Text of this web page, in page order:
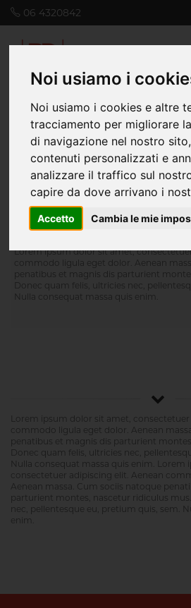
Noi usiamo i
Noi usiamo i cookies e altre
tracciamento per migliorare
di navigazione nel nostro
contenuti personalizzati e
analizzare il traffico sul
capire da dove arrivano i
Accetto Cambia le mie
06 4320842
Home Packaging Astucci con finestra
Lorem ipsum dolor sit amet,
commodo ligula eget dolor. Aenean
penatibus et magnis dis parturient
Donec quam felis, ultricies nec,
Nulla consequat massa quis enim.
Lorem ipsum dolor sit amet, consectetuer
commodo ligula eget dolor. Aenean
penatibus et magnis dis parturient
Donec quam felis, ultricies nec,
Nulla consequat massa quis enim. Lorem
consectetuer adipiscing elit. Aenean
Aenean massa. Cum sociis natoque
parturient montes, nascetur ridiculus
nec, pellentesque eu, pretium quis, sem.
enim.